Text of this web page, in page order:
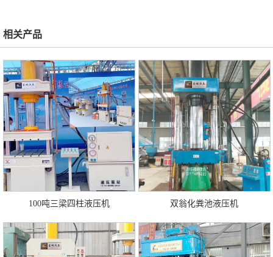
相关产品
100吨三梁四柱液压机 双翁化粪池液压机